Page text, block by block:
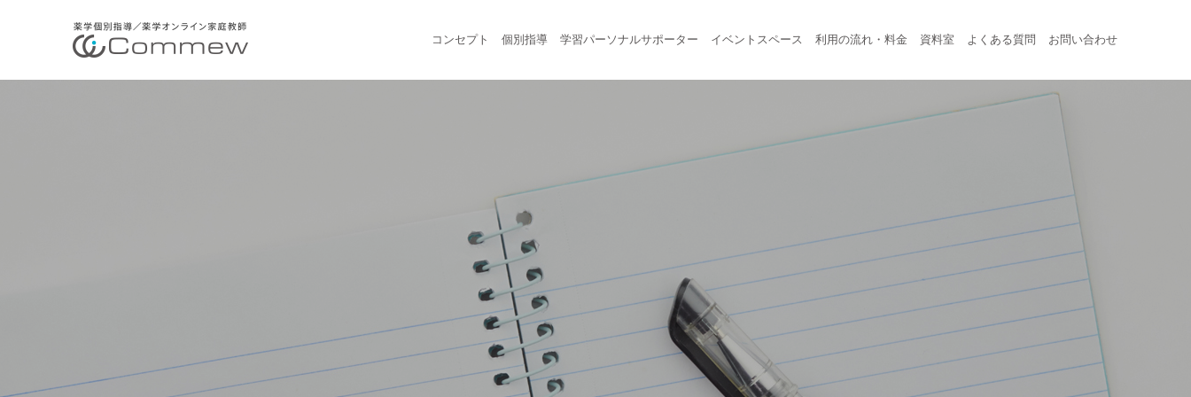
コンセプト 個別指導 学習パーソナルサポーター イベントスペース 利用の流れ・料金 資料室 よくある質問 お問い合わせ